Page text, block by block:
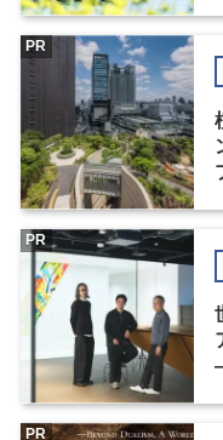
PR
PR
PR